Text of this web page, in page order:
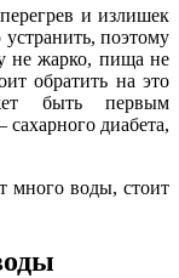
и излишек
поэтому
не жарко, пища не
обратить на это
быть первым
диабета,
много воды, стоит